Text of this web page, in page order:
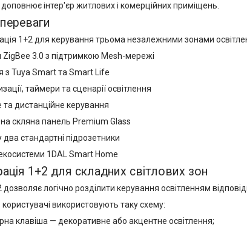
інтер'єр житлових і комерційних приміщень.
1+2 для керування трьома незалежними зонами
3.0 з підтримкою Mesh-мережі
з Tuya Smart та Smart Life
таймери та сценарії освітлення
дистанційне керування
скляна панель Premium Glass
стандартні підрозетники
1DAL Smart Home
1+2 для складних світлових зон
логічно розділити керування освітленням
використовують таку схему:
клавіша — декоративне або акцентне освітлення;